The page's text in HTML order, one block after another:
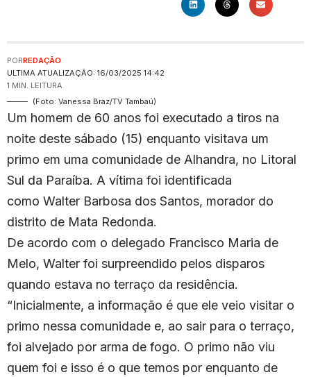
ULTIMA ATUALIZAÇÃO: 16/03/2025 14:42
PORREDAÇÃO
1 MIN. LEITURA
(Foto: Vanessa Braz/TV Tambaú)
Um homem de 60 anos foi executado a tiros na
noite deste sábado (15) enquanto visitava um
primo em uma comunidade de Alhandra, no Litoral
Sul da Paraíba. A vítima foi identificada
como Walter Barbosa dos Santos, morador do
distrito de Mata Redonda.
De acordo com o delegado Francisco Maria de
Melo, Walter foi surpreendido pelos disparos
quando estava no terraço da residência.
“Inicialmente, a informação é que ele veio visitar o
primo nessa comunidade e, ao sair para o terraço,
foi alvejado por arma de fogo. O primo não viu
quem foi e isso é o que temos por enquanto de